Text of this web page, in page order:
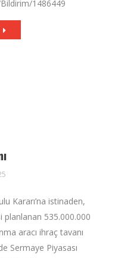
1486449
Kararı’na istinaden,
planlanan 535.000.000
aracı ihraç tavanı
Sermaye Piyasası